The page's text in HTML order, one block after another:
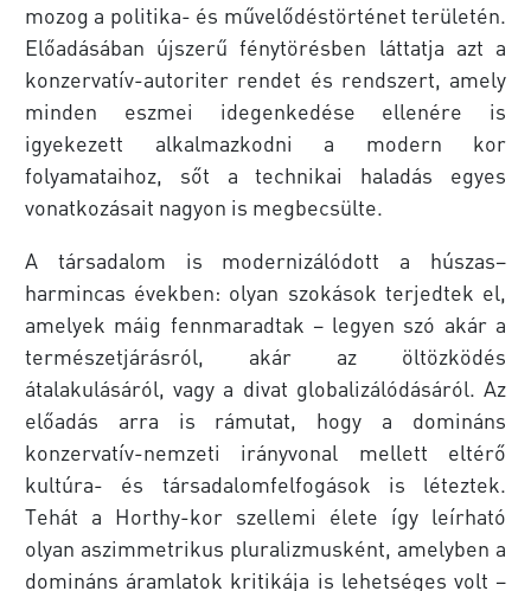
mozog a politika- és művelődéstörténet területén.
Előadásában újszerű fénytörésben láttatja azt a
konzervatív-autoriter rendet és rendszert, amely
minden eszmei idegenkedése ellenére is
igyekezett alkalmazkodni a modern kor
folyamataihoz, sőt a technikai haladás egyes
vonatkozásait nagyon is megbecsülte.
A társadalom is modernizálódott a húszas–
harmincas években: olyan szokások terjedtek el,
amelyek máig fennmaradtak – legyen szó akár a
természetjárásról, akár az öltözködés
átalakulásáról, vagy a divat globalizálódásáról. Az
előadás arra is rámutat, hogy a domináns
konzervatív-nemzeti irányvonal mellett eltérő
kultúra- és társadalomfelfogások is léteztek.
Tehát a Horthy-kor szellemi élete így leírható
olyan aszimmetrikus pluralizmusként, amelyben a
domináns áramlatok kritikája is lehetséges volt –